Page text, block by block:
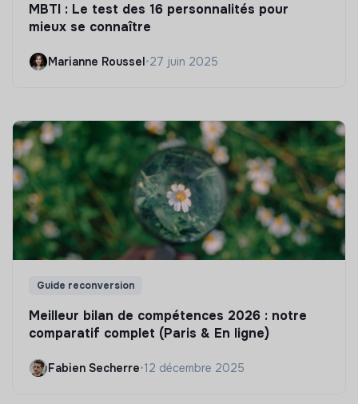
MBTI : Le test des 16 personnalités pour
mieux se connaître
Marianne Roussel•27 juin 2025
Guide reconversion
Meilleur bilan de compétences 2026 : notre
comparatif complet (Paris & En ligne)
Fabien Secherre•12 décembre 2025